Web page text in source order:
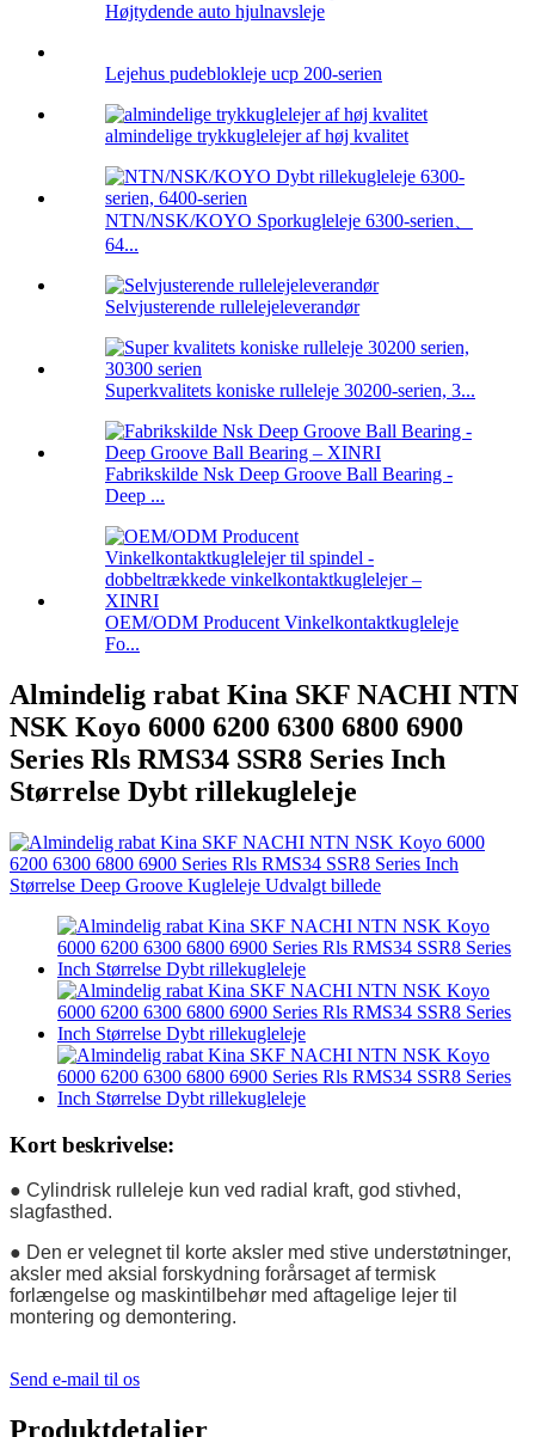
Højtydende auto hjulnavsleje
Lejehus pudeblokleje ucp 200-serien
almindelige trykkuglelejer af høj kvalitet
NTN/NSK/KOYO Sporkugleleje 6300-serien、
64...
Selvjusterende rullelejeleverandør
Superkvalitets koniske rulleleje 30200-serien, 3...
Fabrikskilde Nsk Deep Groove Ball Bearing -
Deep ...
OEM/ODM Producent Vinkelkontaktkugleleje
Fo...
Almindelig rabat Kina SKF NACHI NTN
NSK Koyo 6000 6200 6300 6800 6900
Series Rls RMS34 SSR8 Series Inch
Størrelse Dybt rillekugleleje
Kort beskrivelse:
● Cylindrisk rulleleje kun ved radial kraft, god stivhed,
slagfasthed.
● Den er velegnet til korte aksler med stive understøtninger,
aksler med aksial forskydning forårsaget af termisk
forlængelse og maskintilbehør med aftagelige lejer til
montering og demontering.
Send e-mail til os
Produktdetaljer